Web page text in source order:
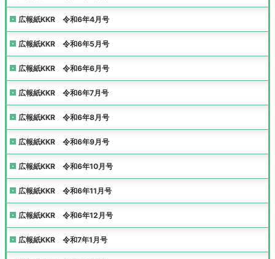
広報紙KKR 令和6年4月号
広報紙KKR 令和6年5月号
広報紙KKR 令和6年6月号
広報紙KKR 令和6年7月号
広報紙KKR 令和6年8月号
広報紙KKR 令和6年9月号
広報紙KKR 令和6年10月号
広報紙KKR 令和6年11月号
広報紙KKR 令和6年12月号
広報紙KKR 令和7年1月号